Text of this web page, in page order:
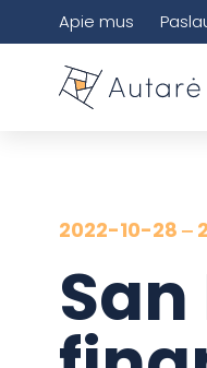
Apie mus
2022-10-28 ‒